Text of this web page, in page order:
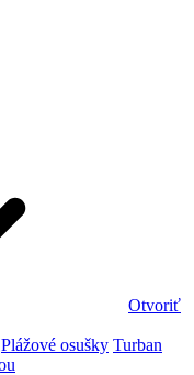
Otvoriť
Plážové osušky Turban